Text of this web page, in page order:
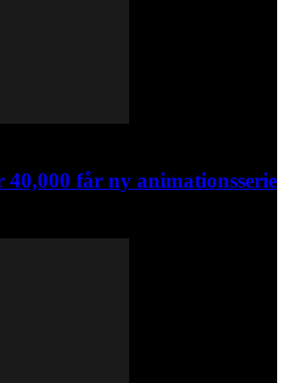
40,000 får ny animationsserie